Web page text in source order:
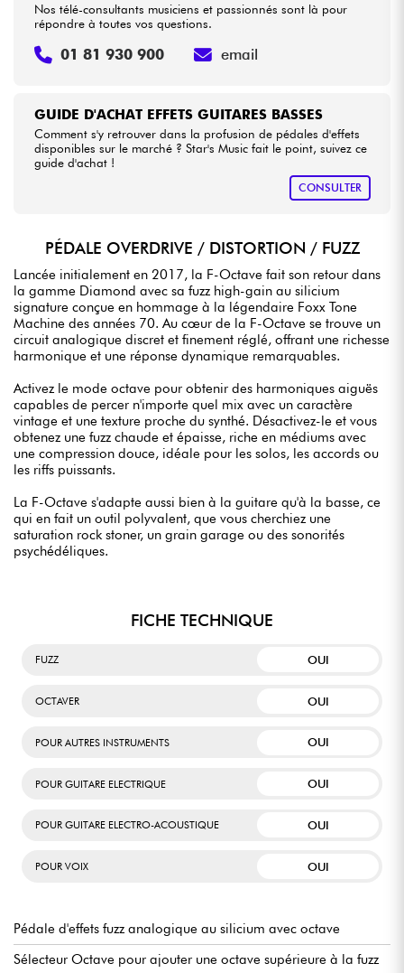
GUIDE D'ACHAT EFFETS GUITARES BASSES
Comment s'y retrouver dans la profusion de pédales d'effets
disponibles sur le marché ? Star's Music fait le point, suivez ce
guide d'achat !
CONSULTER
Nos télé-consultants musiciens et passionnés sont là pour
répondre à toutes vos questions.
01 81 930 900 email
PÉDALE OVERDRIVE / DISTORTION / FUZZ
Lancée initialement en 2017, la F-Octave fait son retour dans
la gamme Diamond avec sa fuzz high-gain au silicium
signature conçue en hommage à la légendaire Foxx Tone
Machine des années 70. Au cœur de la F-Octave se trouve un
circuit analogique discret et finement réglé, offrant une richesse
harmonique et une réponse dynamique remarquables.
Activez le mode octave pour obtenir des harmoniques aiguës
capables de percer n'importe quel mix avec un caractère
vintage et une texture proche du synthé. Désactivez-le et vous
obtenez une fuzz chaude et épaisse, riche en médiums avec
une compression douce, idéale pour les solos, les accords ou
les riffs puissants.
La F-Octave s'adapte aussi bien à la guitare qu'à la basse, ce
qui en fait un outil polyvalent, que vous cherchiez une
saturation rock stoner, un grain garage ou des sonorités
psychédéliques.
FICHE TECHNIQUE
FUZZ OUI
OCTAVER OUI
POUR AUTRES INSTRUMENTS OUI
POUR GUITARE ELECTRIQUE OUI
POUR GUITARE ELECTRO-ACOUSTIQUE OUI
POUR VOIX OUI
Pédale d'effets fuzz analogique au silicium avec octave
Sélecteur Octave pour ajouter une octave supérieure à la fuzz